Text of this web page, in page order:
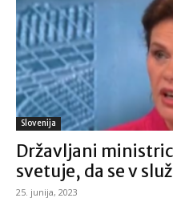
Slovenija
Državljani
svetuje, da se v
25. junija, 2023